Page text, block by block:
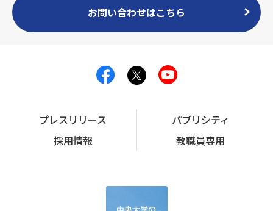
お問い合わせはこちら
プレスリリース
パブリシティ
採用情報
教職員専用